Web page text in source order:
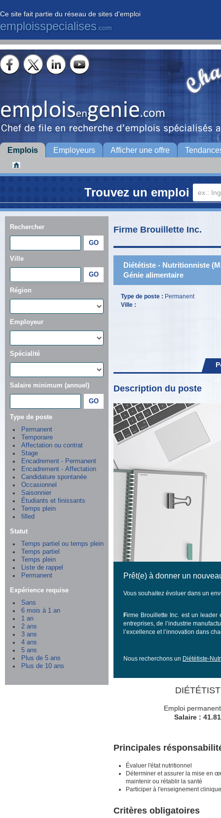
Ce site fait partie du réseau de sites d'emploi
emploisspecialises .com
Emplois Employeurs Afficher une offre
Trouvez un emploi
Rechercher
Ville
Région
Employeur
Spécialité
Salaire minimum (annuel)
Type de poste
Permanent
Temporaire
Affectation ou contrat
Stage
Encadrement - Permanent
Encadrement - Affectation
Candidature spontanée
Occasionnel
Saisonnier
Étudiants et finissants
Temps plein
filled
Statut
Temps partiel ou temps plein
Temps partiel
Temps plein
Liste de rappel
Permanent
Expérience requise
Sans
6 mois à 1 an
1 an
2 ans
3 ans
4 ans
5 ans
Plus de 5 ans
Plus de 10 ans
Firme Brouillette Inc.
Diététiste - Nutritionniste
Génie alimentaire
Type de poste : Permanent
Ville :
Description du poste
Prêt(e) à donner un
Vous souhaitez évoluer dans un
Firme Brouillette Inc. est un leader
entreprises, de l’industrie
l’excellence et l’innovation dans
Nous recherchons un Diététiste-
Emploi
Salaire :
Principales
Évaluer l'état nutritionnel
Déterminer et assurer la mise en
maintenir ou rétablir la santé
Participer à l'enseignement clinique
Critères obligatoires